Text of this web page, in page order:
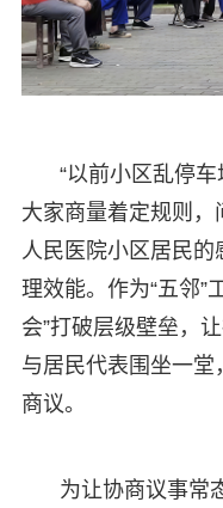
“以前小区乱停车
大家商量着定规则，
人民医院小区居民的
理效能。作为“五邻”
会”打破层级壁垒，
与居民代表围坐一堂
商议。
为让协商议事常